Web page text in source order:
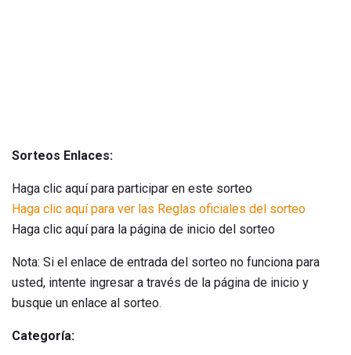
Sorteos Enlaces:
Haga clic aquí para participar en este sorteo
Haga clic aquí para ver las Reglas oficiales del sorteo
Haga clic aquí para la página de inicio del sorteo
Nota: Si el enlace de entrada del sorteo no funciona para
usted, intente ingresar a través de la página de inicio y
busque un enlace al sorteo.
Categoría: